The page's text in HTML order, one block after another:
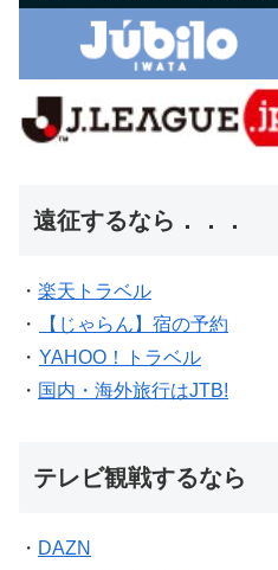
遠征するなら．．．
・ 楽天トラベル
・
【じゃらん】宿の予約
・ YAHOO！トラベル
・ 国内・海外旅行はJTB!
テレビ観戦するなら
・ DAZN